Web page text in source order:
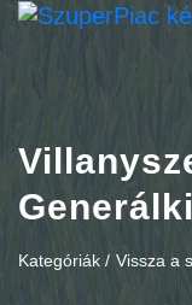
Kategóriák / Vissza a